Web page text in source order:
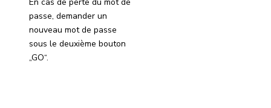
passe, demander un
nouveau mot de passe
sous le deuxième bouton
„GO“.